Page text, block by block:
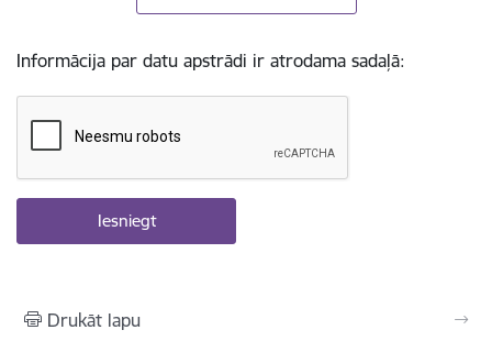
Informācija par datu apstrādi ir atrodama sadaļā:
Drukāt lapu